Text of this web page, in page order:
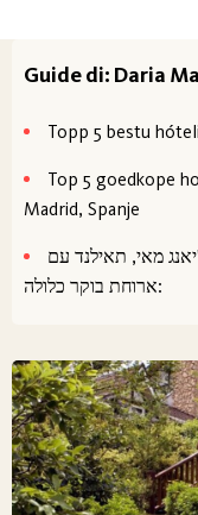
Guide di: Daria
Topp 5 bestu
Top 5 goedkope
Madrid, Spanje
מאי, תאילנד עם
ארוחת בוקר כלולה: